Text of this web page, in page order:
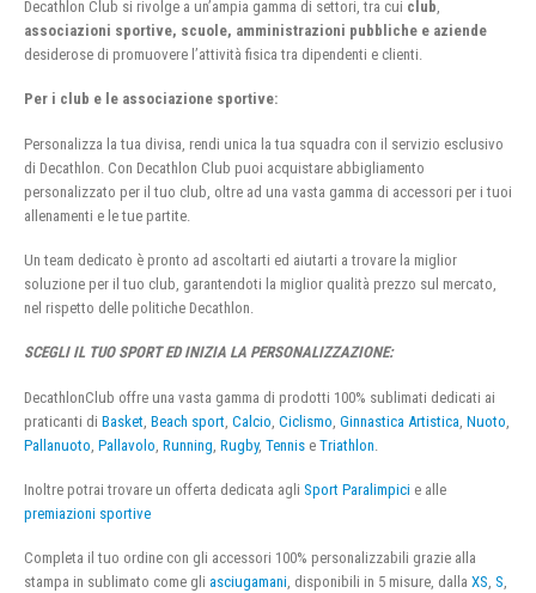
Decathlon Club si rivolge a un’ampia gamma di settori, tra cui club
associazioni sportive, scuole, amministrazioni pubbliche e aziende
desiderose di promuovere l’attività fisica tra dipendenti e clienti.
Per i club e le associazione sportive:
Personalizza la tua divisa, rendi unica la tua squadra con il servizio esclusivo
di Decathlon. Con Decathlon Club puoi acquistare abbigliamento
personalizzato per il tuo club, oltre ad una vasta gamma di accessori per i tuoi
allenamenti e le tue partite.
Un team dedicato è pronto ad ascoltarti ed aiutarti a trovare la miglior
soluzione per il tuo club, garantendoti la miglior qualità prezzo sul mercato,
nel rispetto delle politiche Decathlon.
SCEGLI IL TUO SPORT ED INIZIA LA PERSONALIZZAZIONE:
DecathlonClub offre una vasta gamma di prodotti 100% sublimati dedicati ai
praticanti di Basket Beach sport Calcio Ciclismo Ginnastica Artistica Nuoto
Pallanuoto Pallavolo Running Rugby, Tennis e Triathlon
Inoltre potrai trovare un offerta dedicata agli Sport Paralimpici e alle
premiazioni sportive
Completa il tuo ordine con gli accessori 100% personalizzabili grazie alla
stampa in sublimato come gli asciugamani, disponibili in 5 misure, dalla XS, S,